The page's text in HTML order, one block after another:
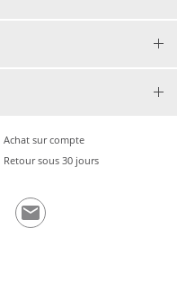
Achat sur compte
Retour sous 30 jours